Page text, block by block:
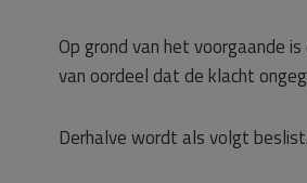
Op grond van het voorgaande
van oordeel dat de klacht
Derhalve wordt als volgt beslist.